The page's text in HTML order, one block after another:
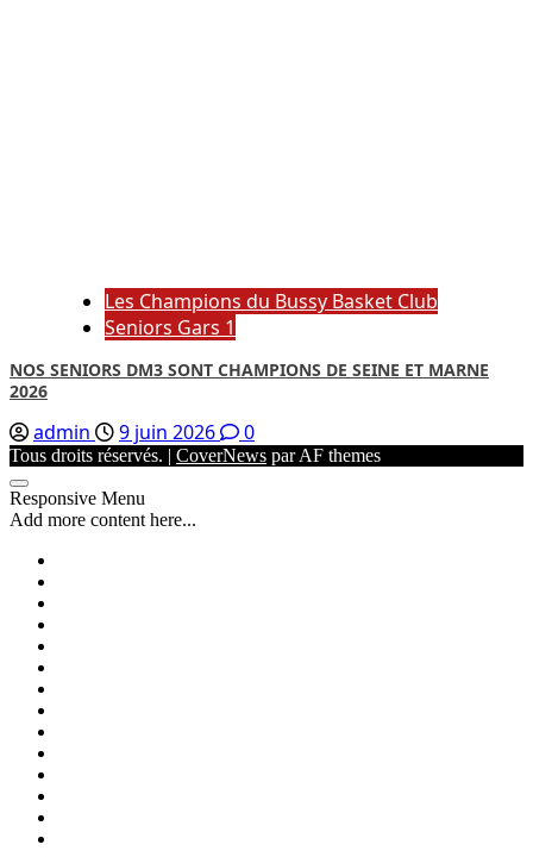
Les Champions du Bussy Basket Club
Seniors Gars 1
NOS SENIORS DM3 SONT CHAMPIONS DE SEINE ET MARNE
2026
admin 9 juin 2026 0
Tous droits réservés. | CoverNews par AF themes
Responsive Menu
Add more content here...